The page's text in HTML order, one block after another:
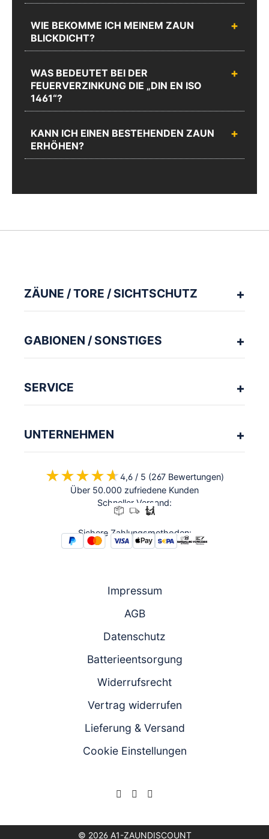
WIE BEKOMME ICH MEINEM ZAUN
BLICKDICHT?
WAS BEDEUTET BEI DER
FEUERVERZINKUNG DIE „DIN EN ISO
1461“?
KANN ICH EINEN BESTEHENDEN ZAUN
ERHÖHEN?
ZÄUNE / TORE / SICHTSCHUTZ
GABIONEN / SONSTIGES
SERVICE
UNTERNEHMEN
★★★★★
★★★★★4,6 / 5 (267 Bewertungen)
Über 50.000 zufriedene Kunden
Schneller Versand:
Sichere Zahlungsmethoden:
Impressum
AGB
Datenschutz
Batterieentsorgung
Widerrufsrecht
Vertrag widerrufen
Lieferung & Versand
Cookie Einstellungen
© 2026 A1-ZAUNDISCOUNT